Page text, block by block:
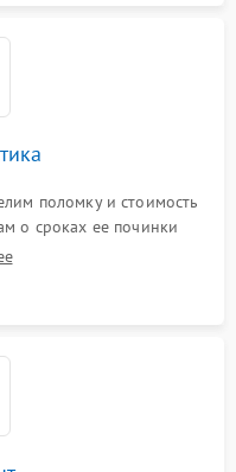
поломку и стоимость
о сроках ее починки